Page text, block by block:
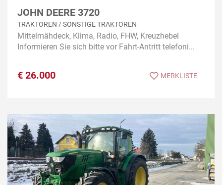
JOHN DEERE 3720
TRAKTOREN / SONSTIGE TRAKTOREN
Mittelmähdeck, Klima, Radio, FHW, Kreuzhebel
Informieren Sie sich bitte vor Fahrt-Antritt telefoni...
€ 26.000 MERKLISTE